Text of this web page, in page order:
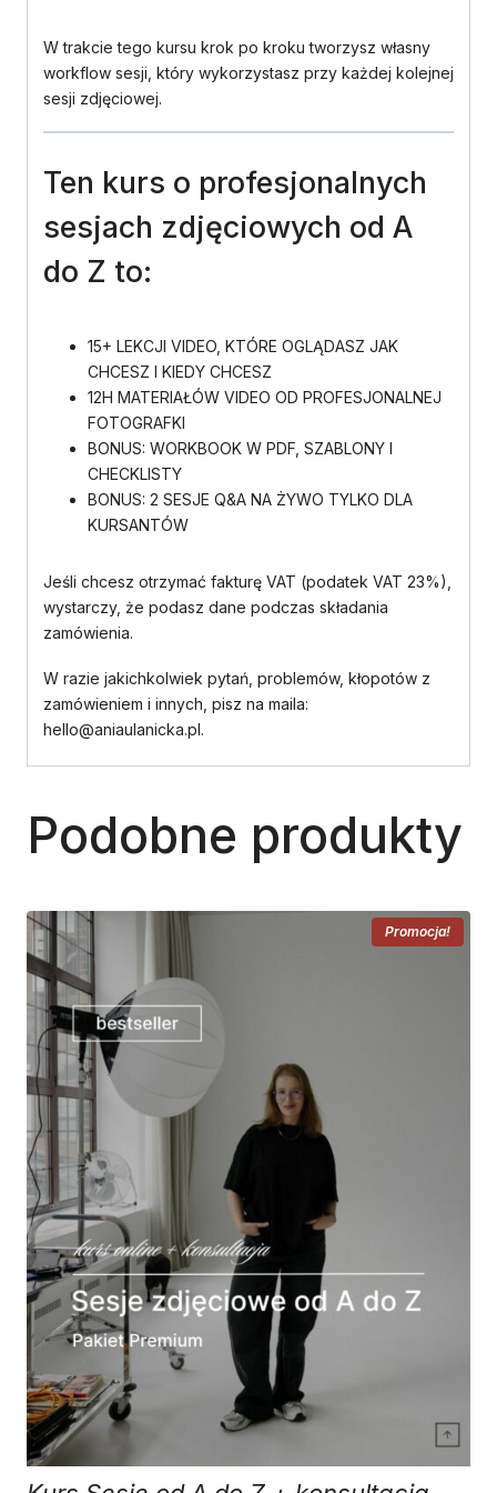
W trakcie tego kursu krok po kroku tworzysz własny
workflow sesji, który wykorzystasz przy każdej kolejnej
sesji zdjęciowej.
Ten kurs o profesjonalnych
sesjach zdjęciowych od A
do Z to:
15+ LEKCJI VIDEO, KTÓRE OGLĄDASZ JAK
CHCESZ I KIEDY CHCESZ
12H MATERIAŁÓW VIDEO OD PROFESJONALNEJ
FOTOGRAFKI
BONUS: WORKBOOK W PDF, SZABLONY I
CHECKLISTY
BONUS: 2 SESJE Q&A NA ŻYWO TYLKO DLA
KURSANTÓW
Jeśli chcesz otrzymać fakturę VAT (podatek VAT 23%),
wystarczy, że podasz dane podczas składania
zamówienia.
W razie jakichkolwiek pytań, problemów, kłopotów z
zamówieniem i innych, pisz na maila:
hello@aniaulanicka.pl.
Podobne produkty
Promocja!